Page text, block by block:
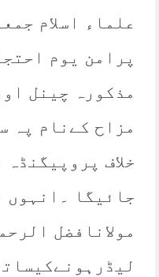
علماء اسلام
پرامن یوم
مذکورہ چینل
مزاح کےنام پہ
خلاف
جائیگا ۔انہوں
مولانافضل